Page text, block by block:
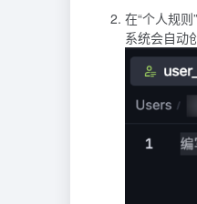
在“个人规
系统会自动